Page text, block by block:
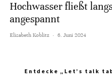
Hochwasser fließt
angespannt
Elisabeth Koblitz · 6. Juni 2024
Entdecke „Let’s talk